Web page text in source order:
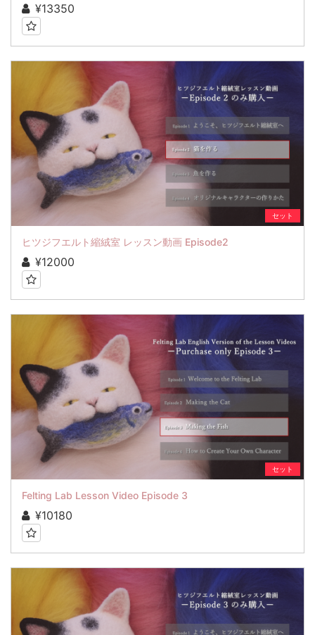
¥13350
セット
ヒツジフエルト縮絨室 レッスン動画 Episode2
¥12000
セット
Felting Lab Lesson Video Episode 3
¥10180